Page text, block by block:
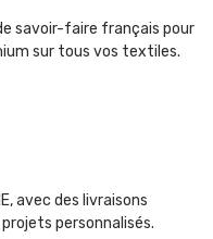
savoir-faire français pour
sur tous vos textiles.
avec des livraisons
personnalisés.